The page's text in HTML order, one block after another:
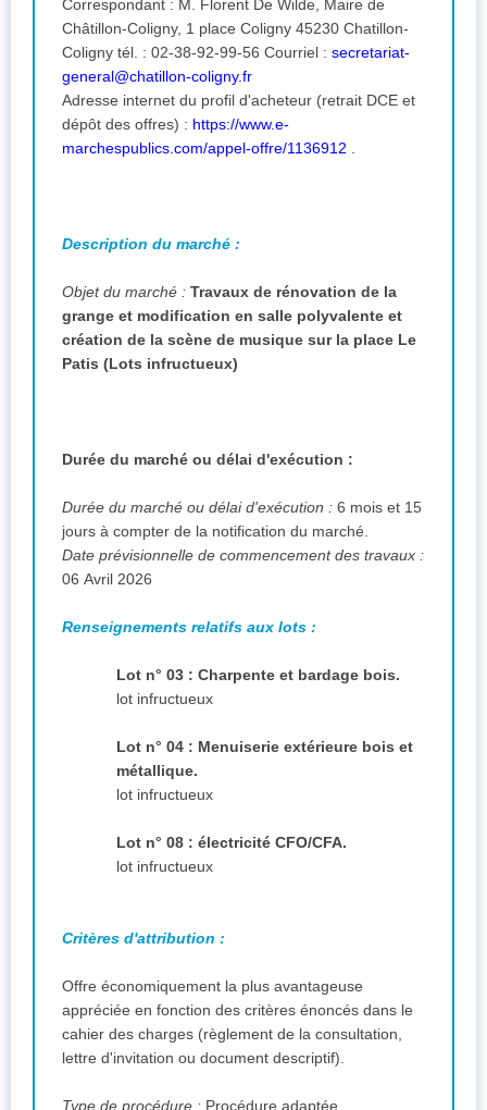
Correspondant : M. Florent De Wilde, Maire de
Châtillon-Coligny, 1 place Coligny 45230 Chatillon-
Coligny tél. : 02-38-92-99-56 Courriel : secretariat-
general@chatillon-coligny.fr
Adresse internet du profil d'acheteur (retrait DCE et
dépôt des offres) : https://www.e-
marchespublics.com/appel-offre/1136912
Description du marché :
Objet du marché : Travaux de rénovation de la
grange et modification en salle polyvalente et
création de la scène de musique sur la place Le
Patis (Lots infructueux)
Durée du marché ou délai d'exécution :
Durée du marché ou délai d'exécution : 6 mois et 15
jours à compter de la notification du marché.
Date prévisionnelle de commencement des travaux :
06 Avril 2026
Renseignements relatifs aux lots :
Lot n° 03 : Charpente et bardage bois.
lot infructueux
Lot n° 04 : Menuiserie extérieure bois et
métallique.
lot infructueux
Lot n° 08 : électricité CFO/CFA.
lot infructueux
Critères d'attribution :
Offre économiquement la plus avantageuse
appréciée en fonction des critères énoncés dans le
cahier des charges (règlement de la consultation,
lettre d'invitation ou document descriptif).
Type de procédure : Procédure adaptée